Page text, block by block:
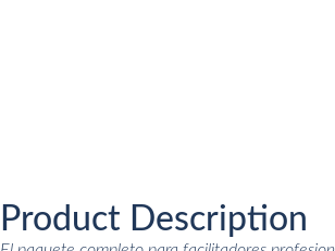
Product Description